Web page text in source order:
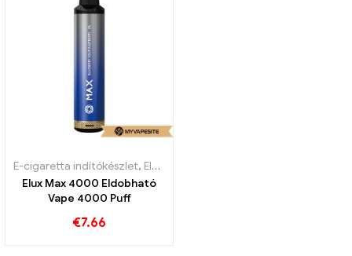
E-cigaretta indítókészlet, Eldobható e-cigaretta
Elux Max 4000 Eldobható
Vape 4000 Puff
€7.66